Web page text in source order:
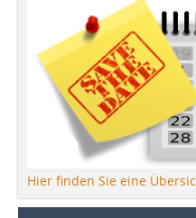
Hier finden Sie eine